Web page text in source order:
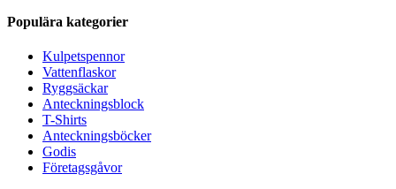
Populära kategorier
Kulpetspennor
Vattenflaskor
Ryggsäckar
Anteckningsblock
T-Shirts
Anteckningsböcker
Godis
Företagsgåvor